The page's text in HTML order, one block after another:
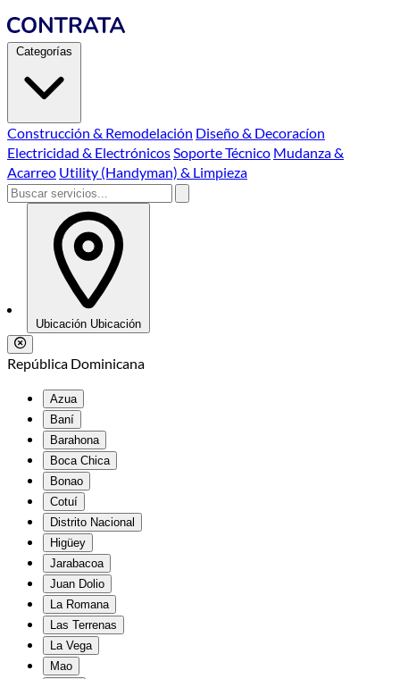
Categorías
Construcción & Remodelación Diseño & Decoracíon
Electricidad & ElectrónicosSoporte Técnico Mudanza &
Acarreo Utility (Handyman) & Limpieza
Ubicación Ubicación
República Dominicana
Azua
Baní
Barahona
Boca Chica
Bonao
Cotuí
Distrito Nacional
Higüey
Jarabacoa
Juan Dolio
La Romana
Las Terrenas
La Vega
Mao